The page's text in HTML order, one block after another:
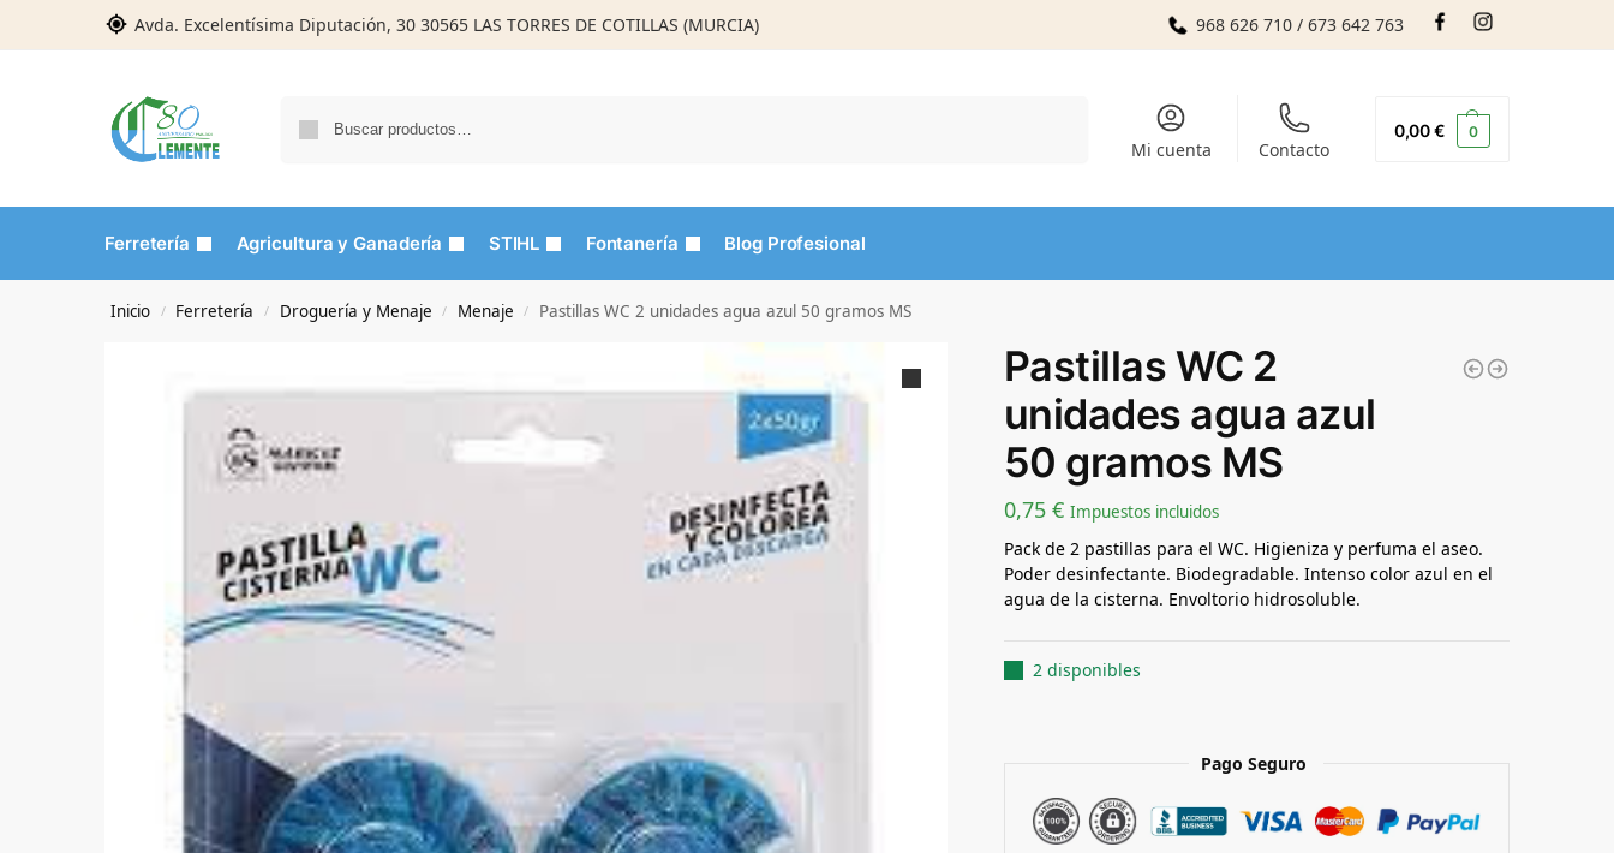
Avda. Excelentísima Diputación, 30 30565 LAS TORRES DE COTILLAS (MURCIA) 968 626 710 / 673 642 763
Mi cuenta Contacto
0,00€ 0
Ferretería Agricultura y Ganadería STIHL Fontanería Blog Profesional
Inicio / Ferretería / Droguería y Menaje / Menaje / Pastillas WC 2 unidades agua azul 50 gramos MS
Pastillas WC 2
unidades agua azul
50 gramos MS
0,75 € Impuestos incluidos
Pack de 2 pastillas para el WC. Higieniza y perfuma el aseo.
Poder desinfectante. Biodegradable. Intenso color azul en el
agua de la cisterna. Envoltorio hidrosoluble.
2 disponibles
Pago Seguro